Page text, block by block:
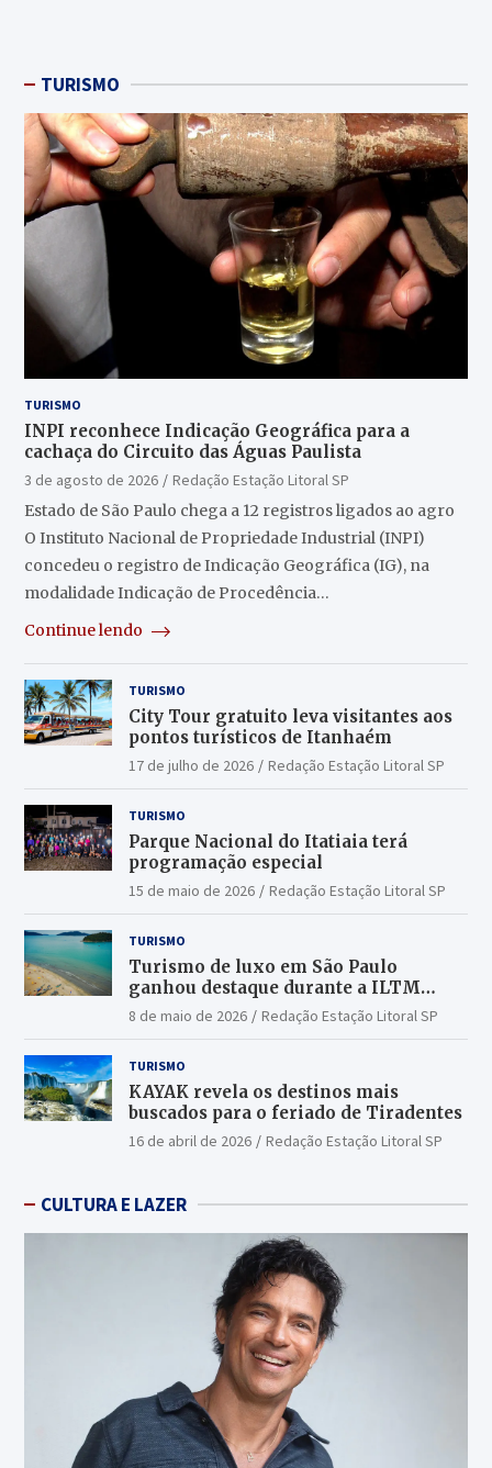
TURISMO
TURISMO
INPI reconhece Indicação Geográfica para a
cachaça do Circuito das Águas Paulista
3 de agosto de 2026
Redação Estação Litoral SP
Estado de São Paulo chega a 12 registros ligados ao agro
O Instituto Nacional de Propriedade Industrial (INPI)
concedeu o registro de Indicação Geográfica (IG), na
modalidade Indicação de Procedência…
Continue lendo
TURISMO
City Tour gratuito leva visitantes aos
pontos turísticos de Itanhaém
17 de julho de 2026 Redação Estação Litoral SP
TURISMO
Parque Nacional do Itatiaia terá
programação especial
15 de maio de 2026 Redação Estação Litoral SP
TURISMO
Turismo de luxo em São Paulo
ganhou destaque durante a ILTM
Latin America 2026
8 de maio de 2026 Redação Estação Litoral SP
TURISMO
KAYAK revela os destinos mais
buscados para o feriado de Tiradentes
16 de abril de 2026 Redação Estação Litoral SP
CULTURA E LAZER